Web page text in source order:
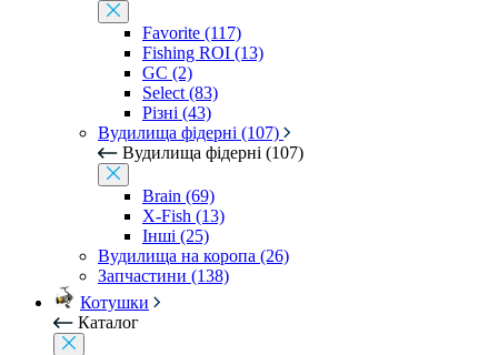
Favorite (117)
Fishing ROI (13)
GC (2)
Select (83)
Різні (43)
Вудилища фідерні (107)
Вудилища фідерні (107)
Brain (69)
X-Fish (13)
Інші (25)
Вудилища на коропа (26)
Запчастини (138)
Котушки
Каталог